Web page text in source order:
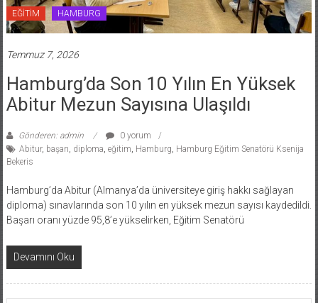
EĞİTİM HAMBURG
Temmuz 7, 2026
Hamburg’da Son 10 Yılın En Yüksek
Abitur Mezun Sayısına Ulaşıldı
Gönderen: admin
0 yorum
Abitur, başarı diploma eğitim Hamburg Hamburg Eğitim Senatörü Ksenija
Bekeris
Hamburg’da Abitur (Almanya’da üniversiteye giriş hakkı sağlayan
diploma) sınavlarında son 10 yılın en yüksek mezun sayısı kaydedildi.
Başarı oranı yüzde 95,8’e yükselirken, Eğitim Senatörü
Devamını Oku